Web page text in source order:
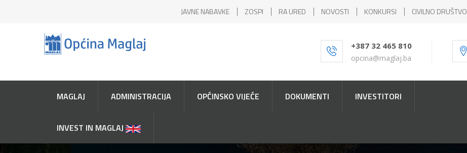
JAVNE NABAVKE ZOSPI RA URED NOVOSTI KONKURSI CIVILNO DRUŠTVO
+387 32 465 810
opcina@maglaj.ba
MAGLAJ ADMINISTRACIJA OPĆINSKO VIJEĆE DOKUMENTI INVESTITORI
INVEST IN MAGLAJ